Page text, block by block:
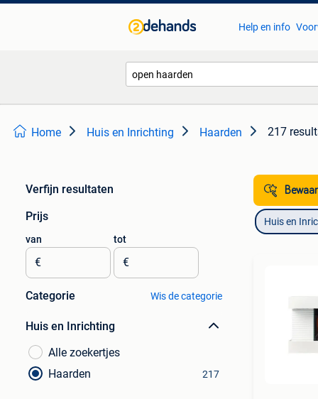
Help en info
Home Huis en Inrichting Haarden 217
Verfijn resultaten
Prijs
van
€
tot
€
Categorie Wis de categorie
Huis en Inrichting
Alle zoekertjes
Haarden
217
Huis en